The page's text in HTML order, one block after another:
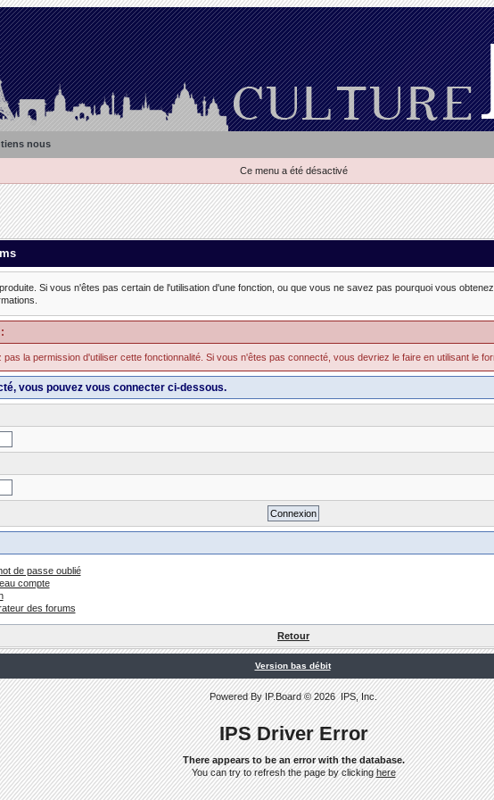
nous
Ce menu a été désactivé
Si vous n'êtes pas certain de l'utilisation d'une fonction, ou que vous ne savez pas pourquoi vous
la permission d'utiliser cette fonctionnalité. Si vous n'êtes pas connecté, vous devriez le faire en utilisant le
vous pouvez vous connecter ci-dessous.
de passe oublié
compte
des forums
Retour
Version bas débit
Powered ByIP.Board© 2026IPS, Inc.
IPS Driver Error
There appears to be an error with the database.
You can try to refresh the page by clickinghere